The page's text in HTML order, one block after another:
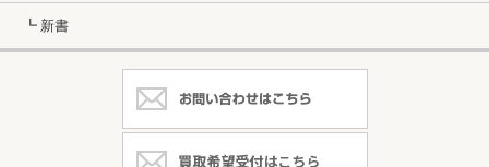
┗ 新書